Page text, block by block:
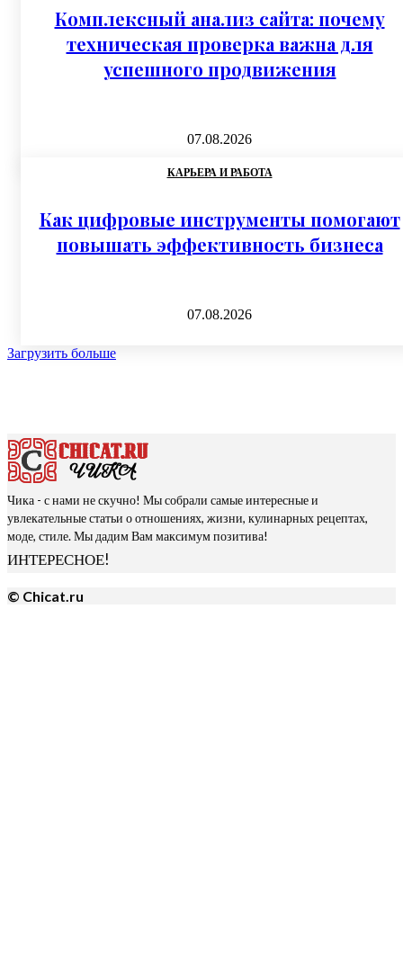
Комплексный анализ сайта: почему
техническая проверка важна для
успешного продвижения
07.08.2026
КАРЬЕРА И РАБОТА
Как цифровые инструменты помогают
повышать эффективность бизнеса
07.08.2026
Загрузить больше
Чика - с нами не скучно! Мы собрали самые интересные и
увлекательные статьи о отношениях, жизни, кулинарных рецептах,
моде, стиле. Мы дадим Вам максимум позитива!
ИНТЕРЕСНОЕ!
© Chicat.ru